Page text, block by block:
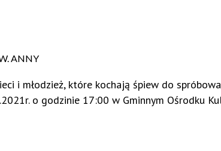
i młodzież, które kochają śpiew do
o godzinie 17:00 w Gminnym Ośrodku